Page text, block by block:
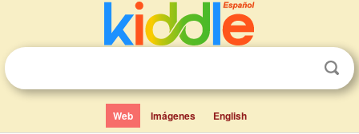
Web Imágenes English